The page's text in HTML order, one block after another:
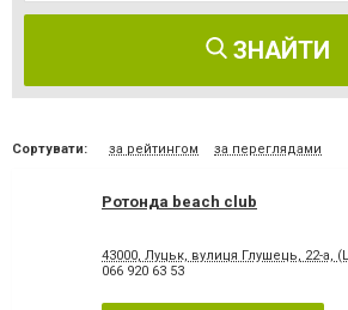
ЗНАЙТИ
Сортувати: за рейтингом за переглядами
Ротонда beach club
43000, Луцьк, вулиця Глушець, 22-а,
066 920 63 53